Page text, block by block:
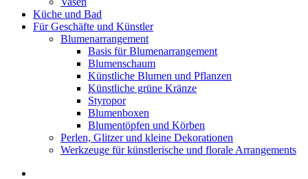
Küche und Bad
Für Geschäfte und Künstler
Blumenarrangement
Basis für Blumenarrangement
Blumenschaum
Künstliche Blumen und Pflanzen
Künstliche grüne Kränze
Styropor
Blumenboxen
Blumentöpfen und Körben
Perlen, Glitzer und kleine Dekorationen
Werkzeuge für künstlerische und florale Arrangements